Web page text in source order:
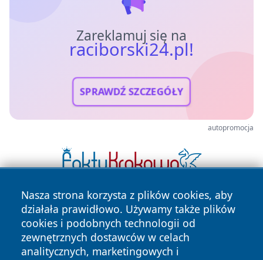
Zareklamuj się na
raciborski24.pl!
SPRAWDŹ SZCZEGÓŁY
autopromocja
Nasza strona korzysta z plików cookies, aby
działała prawidłowo. Używamy także plików
cookies i podobnych technologii od
zewnętrznych dostawców w celach
analitycznych, marketingowych i